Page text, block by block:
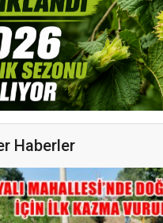
YENİ PARTİ TERME İLÇE
ÜYE KATILIM PROGRAMI
Haberler